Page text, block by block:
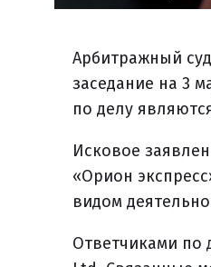
Арбитражный
заседание на 3
по делу
Исковое
«Орион
видом
Ответчиками по